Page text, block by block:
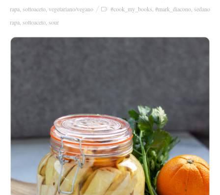
rapa sottoaceto vegetariano/vegano #cook_my_books #mark_diacono sedano
rapa sottoaceto sour